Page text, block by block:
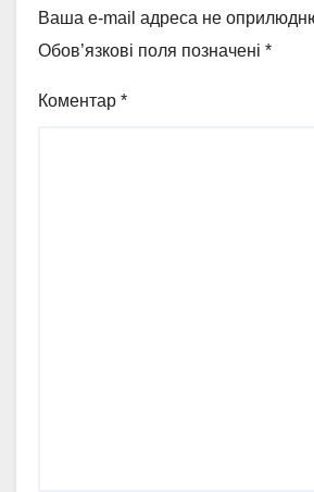
Ваша e-mail адреса не
Обов’язкові поля позначені *
Коментар *